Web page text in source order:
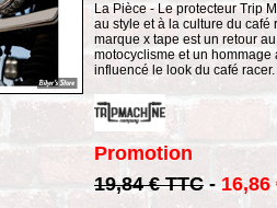
La Pièce - Le protecteur Trip
au style et à la culture du café
marque x tape est un retour
motocyclisme et un hommage
influencé le look du café
Promotion
19,84 € TTC - 16,86